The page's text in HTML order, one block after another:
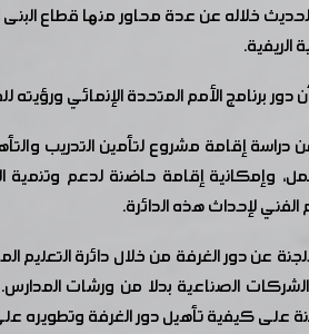
خلاله عن عدة محاور منها قطاع البنى
الريفية.
دور برنامج الأمم المتحدة الإنمائي
دراسة إقامة مشروع لتأمين التدريب
وإمكانية إقامة حاضنة لدعم
لإحداث هذه الدائرة.
عن دور الغرفة من خلال دائرة التعليم
الصناعية بدلا من ورشات
على كيفية تأهيل دور الغرفة وتطويره